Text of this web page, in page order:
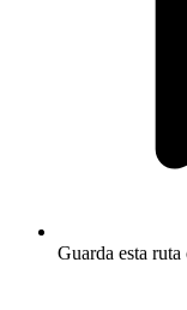
Guarda esta